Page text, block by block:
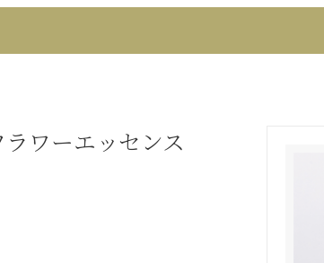
を解決したい・願いを叶えたい方へ】
ワーエッセンス